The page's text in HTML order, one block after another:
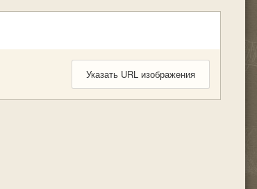
Указать URL изображения